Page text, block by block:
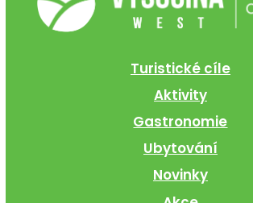
Turistické cíle
Aktivity
Gastronomie
Ubytování
Novinky